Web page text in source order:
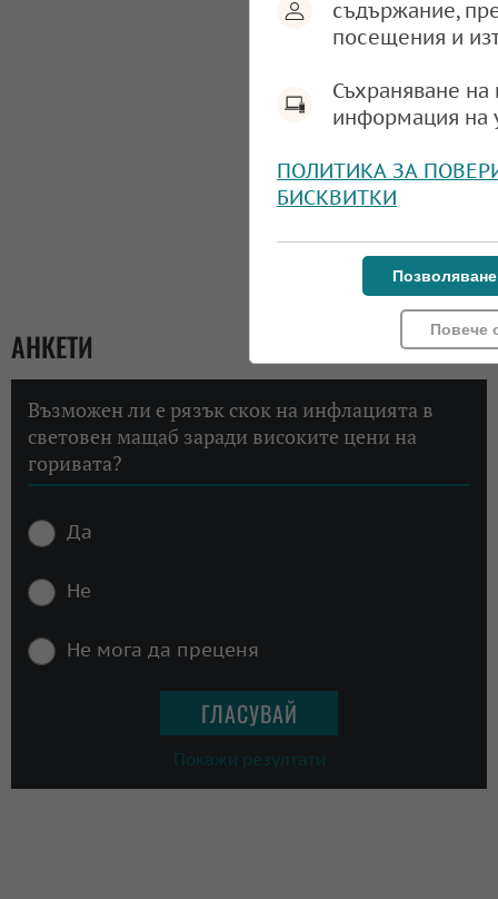
АНКЕТИ
Възможен ли е рязък скок на инфлацията в
световен мащаб заради високите цени на
горивата?
Да
Не
Не мога да преценя
Покажи резултати
съдържание,
посещения и
Съхраняване
информация на
ПОЛИТИКА ЗА
БИСКВИТКИ
Повече